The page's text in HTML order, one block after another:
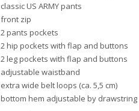
classic US ARMY pants
front zip
2 pants pockets
2 hip pockets with flap and buttons
2 leg pockets with flap and buttons
adjustable waistband
extra wide belt loops (ca. 5,5 cm)
bottom hem adjustable by drawstring